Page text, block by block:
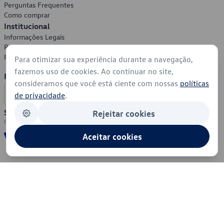
Perguntas Frequentes
Como comprar
Institucional
Informações Legais
Política de Privacidade
Política de Cookies
Formas de Pagamento
Segurança
Para otimizar sua experiência durante a navegação,
fazemos uso de cookies. Ao continuar no site,
consideramos que você está ciente com nossas políticas
de privacidade.
Rejeitar cookies
Aceitar cookies